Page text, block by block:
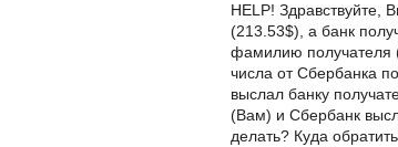
HELP! Здравствуйте,
(213.53$), а банк
фамилию получателя
числа от Сбербанка
выслал банку
(Вам) и Сбербанк
делать? Куда